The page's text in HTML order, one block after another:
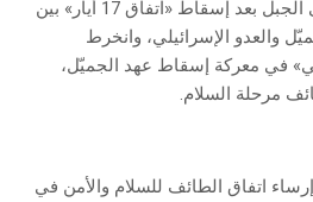
عسكرياً، وأرسته أميراً على الجبل بعد إسقاط «اتفاق 17 أيار» بين
والعدو الإسرائيلي، وانخرط
في معركة إسقاط عهد الجميّل،
مرحلة السلام.
اتفاق الطائف للسلام والأمن في